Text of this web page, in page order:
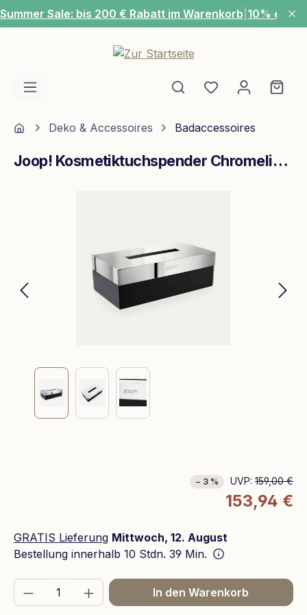
Zum Hauptinhalt springen
Summer Sale: bis 200 € Rabatt im Warenkorb 10% extra
Du hast 0
HomeDeko & Accessoires Badaccessoires
Joop! Kosmetiktuchspender Chromeline Kleenexbox Chrom Schwarz
− 3 % UVP: 159,00 €
153,94 €
GRATIS Lieferung Mittwoch, 12. August
Bestellung innerhalb 10 Stdn. 39 Min.
Produkt Anzahl: Gib den gewünschten
In den Warenkorb